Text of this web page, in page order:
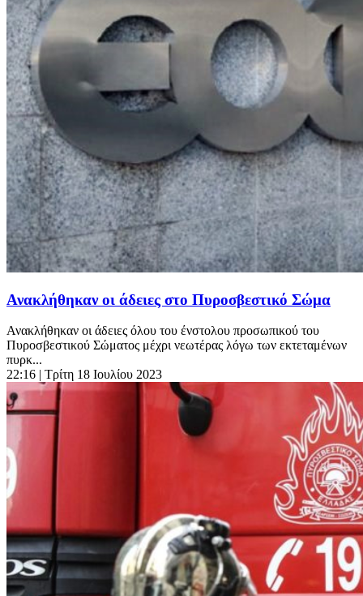
Ανακλήθηκαν οι άδειες στο Πυροσβεστικό Σώμα
Ανακλήθηκαν οι άδειες όλου του ένστολου προσωπικού του
Πυροσβεστικού Σώματος μέχρι νεωτέρας λόγω των εκτεταμένων
πυρκ...
22:16 | Τρίτη 18 Ιουλίου 2023